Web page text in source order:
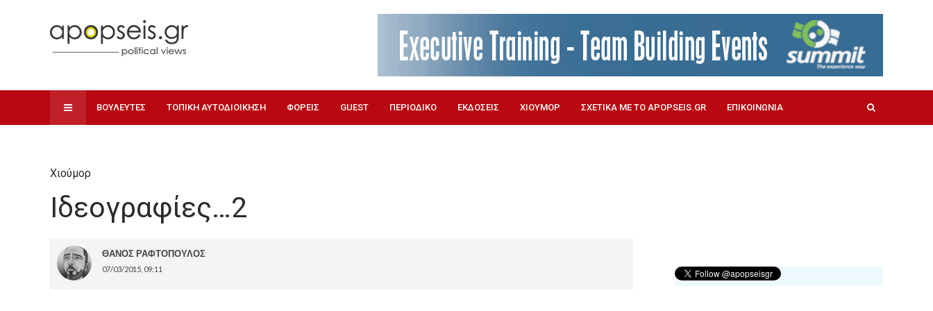
ΒΟΥΛΕΥΤΕΣ ΤΟΠΙΚΗ ΑΥΤΟΔΙΟΙΚΗΣΗ ΦΟΡΕΙΣ GUEST ΠΕΡΙΟΔΙΚΟ ΕΚΔΟΣΕΙΣ ΧΙΟΥΜΟΡ ΣΧΕΤΙΚΑ ΜΕ ΤΟ APOPSEIS.GR ΕΠΙΚΟΙΝΩΝΙΑ
Χιούμορ
Ιδεογραφίες…2
ΘΑΝΟΣ ΡΑΦΤΟΠΟΥΛΟΣ
07/03/2015, 09:11